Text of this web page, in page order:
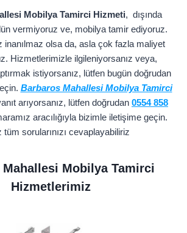
Mobilya Tamirci Hizmeti, dışında
vermiyoruz ve, mobilya tamir ediyoruz.
inanılmaz olsa da, asla çok fazla maliyet
Hizmetlerimizle ilgileniyorsanız veya,
istiyorsanız, lütfen bugün doğrudan
Barbaros Mahallesi Mobilya Tamirci
arıyorsanız, lütfen doğrudan 0554 858
aracılığıyla bizimle iletişime geçin.
tüm sorularınızı cevaplayabiliriz
Mahallesi Mobilya Tamirci
Hizmetlerimiz